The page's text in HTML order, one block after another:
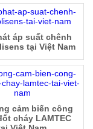
áp suất chênh
tại Việt Nam
cảm biến công
cháy LAMTEC